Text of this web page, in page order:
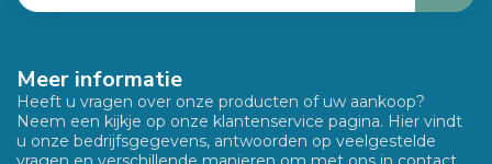
Meer informatie
Heeft u vragen over onze producten of uw aankoop?
Neem een kijkje op onze klantenservice pagina. Hier vindt
u onze bedrijfsgegevens, antwoorden op veelgestelde